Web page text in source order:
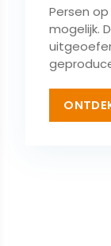
Persen
mogelijk.